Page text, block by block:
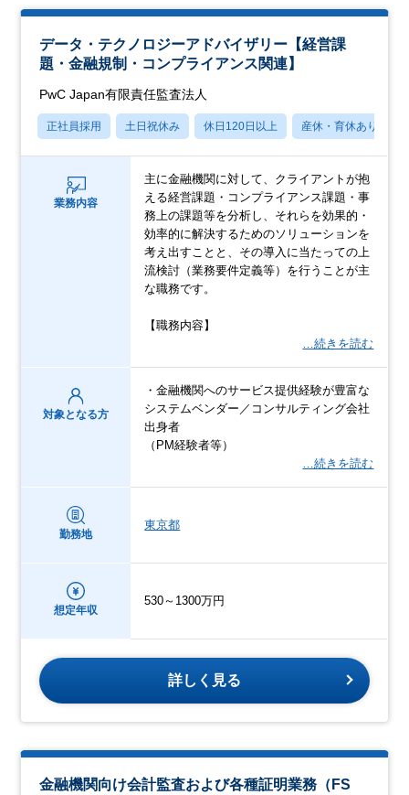
データ・テクノロジーアドバイザリー【経営課
題・金融規制・コンプライアンス関連】
PwC Japan有限責任監査法人
正社員採用 土日祝休み 休日120日以上 産休・育休あり
業務内容
主に金融機関に対して、クライアントが抱
える経営課題・コンプライアンス課題・事
務上の課題等を分析し、それらを効果的・
効率的に解決するためのソリューションを
考え出すことと、その導入に当たっての上
流検討（業務要件定義等）を行うことが主
な職務です。
【職務内容】
…続きを読む
対象となる方
・金融機関へのサービス提供経験が豊富な
システムベンダー／コンサルティング会社
出身者
（PM経験者等）
…続きを読む
勤務地
東京都
想定年収
530～1300万円
詳しく見る
金融機関向け会計監査および各種証明業務（FS